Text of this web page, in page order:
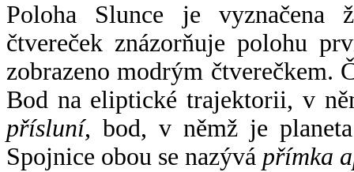
Poloha Slunce je vyznačena
čtvereček znázorňuje polohu
zobrazeno modrým čtverečkem.
Bod na eliptické trajektorii, v
přísluní, bod, v němž je
Spojnice obou se nazývá přímka